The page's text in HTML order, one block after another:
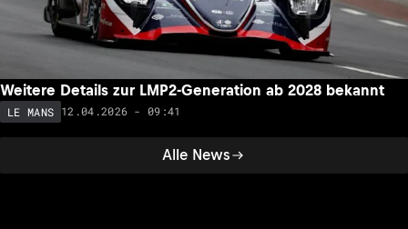
Alle News
Weitere Details zur LMP2-Generation ab 2028 bekannt
LE MANS 12.04.2026 - 09:41